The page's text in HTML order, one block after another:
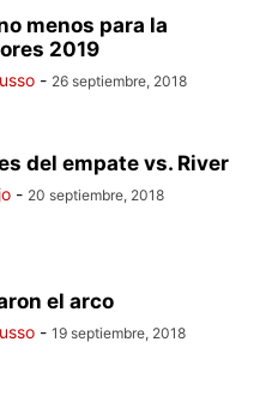
menos para la
2019
- 26 septiembre, 2018
del empate vs. River
- 20 septiembre, 2018
el arco
- 19 septiembre, 2018